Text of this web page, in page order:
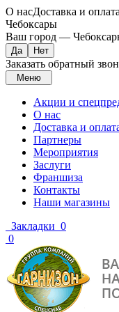
О насДоставка и оплата
Чебоксары
Ваш город —
Заказать обратный
Меню
Акции и
О нас
Доставка и
Партнеры
Мероприятия
Заслуги
Франшиза
Контакты
Наши магазины
Закладки 0
0